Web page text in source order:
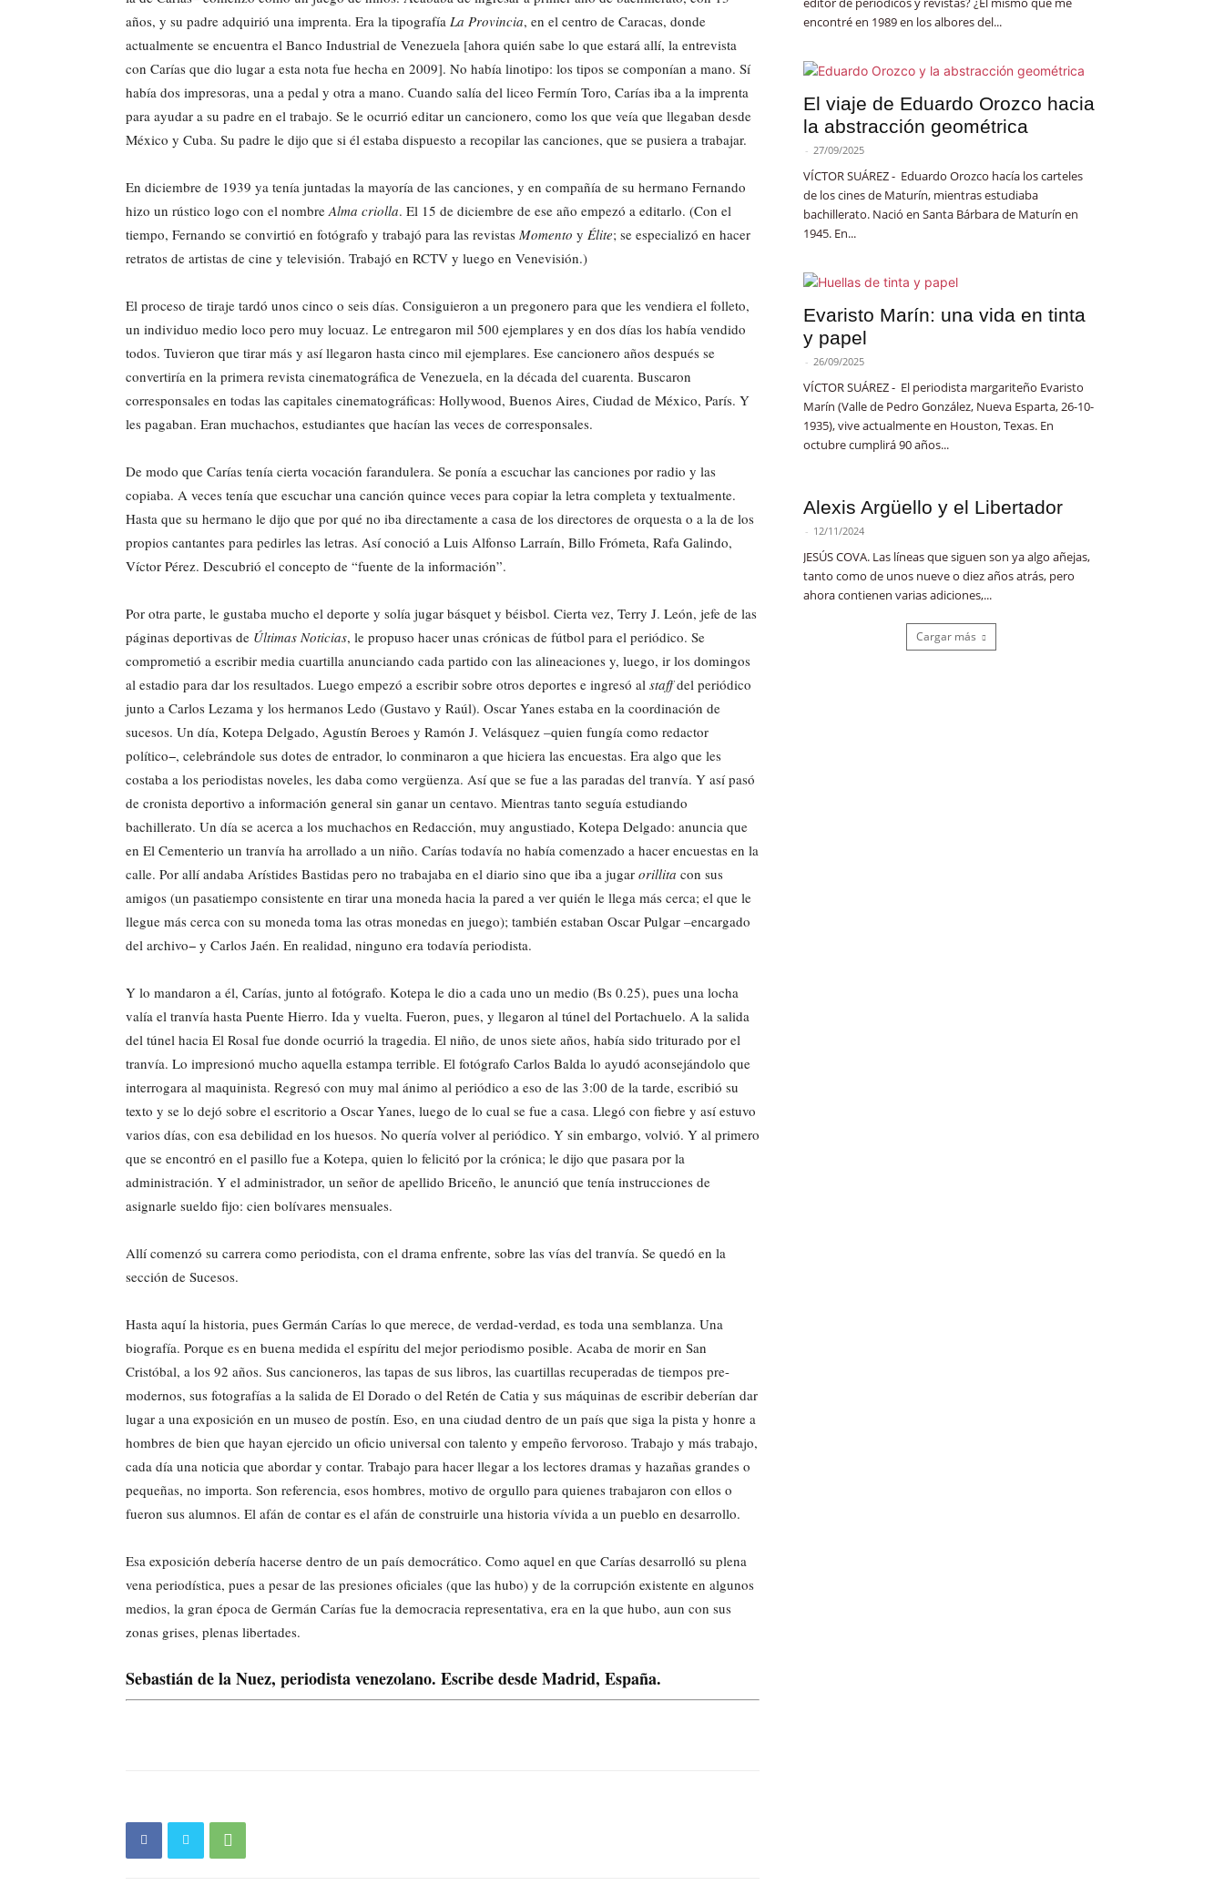
años, y su padre adquirió una imprenta. Era la tipografía La Provincia, en el centro de Caracas, donde
actualmente se encuentra el Banco Industrial de Venezuela [ahora quién sabe lo que estará allí, la entrevista
con Carías que dio lugar a esta nota fue hecha en 2009]. No había linotipo: los tipos se componían a mano. Sí
había dos impresoras, una a pedal y otra a mano. Cuando salía del liceo Fermín Toro, Carías iba a la imprenta
para ayudar a su padre en el trabajo. Se le ocurrió editar un cancionero, como los que veía que llegaban desde
México y Cuba. Su padre le dijo que si él estaba dispuesto a recopilar las canciones, que se pusiera a trabajar.
En diciembre de 1939 ya tenía juntadas la mayoría de las canciones, y en compañía de su hermano Fernando
hizo un rústico logo con el nombreAlma criolla. El 15 de diciembre de ese año empezó a editarlo. (Con el
tiempo, Fernando se convirtió en fotógrafo y trabajó para las revistas Momento y Élite; se especializó en hacer
retratos de artistas de cine y televisión. Trabajó en RCTV y luego en Venevisión.)
El proceso de tiraje tardó unos cinco o seis días. Consiguieron a un pregonero para que les vendiera el folleto,
un individuo medio loco pero muy locuaz. Le entregaron mil 500 ejemplares y en dos días los había vendido
todos. Tuvieron que tirar más y así llegaron hasta cinco mil ejemplares. Ese cancionero años después se
convertiría en la primera revista cinematográfica de Venezuela, en la década del cuarenta. Buscaron
corresponsales en todas las capitales cinematográficas: Hollywood, Buenos Aires, Ciudad de México, París. Y
les pagaban. Eran muchachos, estudiantes que hacían las veces de corresponsales.
De modo que Carías tenía cierta vocación farandulera. Se ponía a escuchar las canciones por radio y las
copiaba. A veces tenía que escuchar una canción quince veces para copiar la letra completa y textualmente.
Hasta que su hermano le dijo que por qué no iba directamente a casa de los directores de orquesta o a la de los
propios cantantes para pedirles las letras. Así conoció a Luis Alfonso Larraín, Billo Frómeta, Rafa Galindo,
Víctor Pérez. Descubrió el concepto de “fuente de la información”.
Por otra parte, le gustaba mucho el deporte y solía jugar básquet y béisbol. Cierta vez, Terry J. León, jefe de las
páginas deportivas de Últimas Noticias, le propuso hacer unas crónicas de fútbol para el periódico. Se
comprometió a escribir media cuartilla anunciando cada partido con las alineaciones y, luego, ir los domingos
al estadio para dar los resultados. Luego empezó a escribir sobre otros deportes e ingresó al staffdel periódico
junto a Carlos Lezama y los hermanos Ledo (Gustavo y Raúl). Oscar Yanes estaba en la coordinación de
sucesos. Un día, Kotepa Delgado, Agustín Beroes y Ramón J. Velásquez –quien fungía como redactor
político−, celebrándole sus dotes de entrador, lo conminaron a que hiciera las encuestas. Era algo que les
costaba a los periodistas noveles, les daba como vergüenza. Así que se fue a las paradas del tranvía. Y así pasó
de cronista deportivo a información general sin ganar un centavo. Mientras tanto seguía estudiando
bachillerato. Un día se acerca a los muchachos en Redacción, muy angustiado, Kotepa Delgado: anuncia que
en El Cementerio un tranvía ha arrollado a un niño. Carías todavía no había comenzado a hacer encuestas en la
calle. Por allí andaba Arístides Bastidas pero no trabajaba en el diario sino que iba a jugar orillita con sus
amigos (un pasatiempo consistente en tirar una moneda hacia la pared a ver quién le llega más cerca; el que le
llegue más cerca con su moneda toma las otras monedas en juego); también estaban Oscar Pulgar –encargado
del archivo− y Carlos Jaén. En realidad, ninguno era todavía periodista.
Y lo mandaron a él, Carías, junto al fotógrafo. Kotepa le dio a cada uno un medio (Bs 0.25), pues una locha
valía el tranvía hasta Puente Hierro. Ida y vuelta. Fueron, pues, y llegaron al túnel del Portachuelo. A la salida
del túnel hacia El Rosal fue donde ocurrió la tragedia. El niño, de unos siete años, había sido triturado por el
tranvía. Lo impresionó mucho aquella estampa terrible. El fotógrafo Carlos Balda lo ayudó aconsejándolo que
interrogara al maquinista. Regresó con muy mal ánimo al periódico a eso de las 3:00 de la tarde, escribió su
texto y se lo dejó sobre el escritorio a Oscar Yanes, luego de lo cual se fue a casa. Llegó con fiebre y así estuvo
varios días, con esa debilidad en los huesos. No quería volver al periódico. Y sin embargo, volvió. Y al primero
que se encontró en el pasillo fue a Kotepa, quien lo felicitó por la crónica; le dijo que pasara por la
administración. Y el administrador, un señor de apellido Briceño, le anunció que tenía instrucciones de
asignarle sueldo fijo: cien bolívares mensuales.
Allí comenzó su carrera como periodista, con el drama enfrente, sobre las vías del tranvía. Se quedó en la
sección de Sucesos.
Hasta aquí la historia, pues Germán Carías lo que merece, de verdad-verdad, es toda una semblanza. Una
biografía. Porque es en buena medida el espíritu del mejor periodismo posible. Acaba de morir en San
Cristóbal, a los 92 años. Sus cancioneros, las tapas de sus libros, las cuartillas recuperadas de tiempos pre-
modernos, sus fotografías a la salida de El Dorado o del Retén de Catia y sus máquinas de escribir deberían dar
lugar a una exposición en un museo de postín. Eso, en una ciudad dentro de un país que siga la pista y honre a
hombres de bien que hayan ejercido un oficio universal con talento y empeño fervoroso. Trabajo y más trabajo,
cada día una noticia que abordar y contar. Trabajo para hacer llegar a los lectores dramas y hazañas grandes o
pequeñas, no importa. Son referencia, esos hombres, motivo de orgullo para quienes trabajaron con ellos o
fueron sus alumnos. El afán de contar es el afán de construirle una historia vívida a un pueblo en desarrollo.
Esa exposición debería hacerse dentro de un país democrático. Como aquel en que Carías desarrolló su plena
vena periodística, pues a pesar de las presiones oficiales (que las hubo) y de la corrupción existente en algunos
medios, la gran época de Germán Carías fue la democracia representativa, era en la que hubo, aun con sus
zonas grises, plenas libertades.
Sebastián de la Nuez, periodista venezolano. Escribe desde Madrid, España.
encontré en 1989 en los albores del...
El viaje de Eduardo Orozco hacia
la abstracción geométrica
- 27/09/2025
VÍCTOR SUÁREZ - Eduardo Orozco hacía los carteles
de los cines de Maturín, mientras estudiaba
bachillerato. Nació en Santa Bárbara de Maturín en
1945. En...
Evaristo Marín: una vida en tinta
y papel
- 26/09/2025
VÍCTOR SUÁREZ - El periodista margariteño Evaristo
Marín (Valle de Pedro González, Nueva Esparta, 26-10-
1935), vive actualmente en Houston, Texas. En
octubre cumplirá 90 años...
Alexis Argüello y el Libertador
- 12/11/2024
JESÚS COVA. Las líneas que siguen son ya algo añejas,
tanto como de unos nueve o diez años atrás, pero
ahora contienen varias adiciones,...
Cargar más